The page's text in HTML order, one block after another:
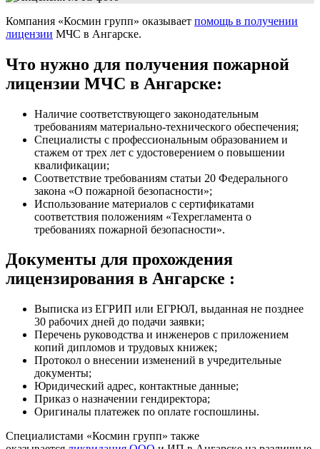
Компания «Космин групп» оказывает помощь в получении
лицензии МЧС в Ангарске.
Что нужно для получения пожарной
лицензии МЧС в Ангарске:
Наличие соответствующего законодательным
требованиям материально-технического обеспечения;
Специалисты с профессиональным образованием и
стажем от трех лет с удостоверением о повышении
квалификации;
Соответствие требованиям статьи 20 Федерального
закона «О пожарной безопасности»;
Использование материалов с сертификатами
соответствия положениям «Техрегламента о
требованиях пожарной безопасности».
Документы для прохождения
лицензирования в Ангарске :
Выписка из ЕГРИП или ЕГРЮЛ, выданная не позднее
30 рабочих дней до подачи заявки;
Перечень руководства и инженеров с приложением
копий дипломов и трудовых книжек;
Протокол о внесении изменений в учредительные
документы;
Юридический адрес, контактные данные;
Приказ о назначении гендиректора;
Оригиналы платежек по оплате госпошлины.
Специалистами «Космин групп» также